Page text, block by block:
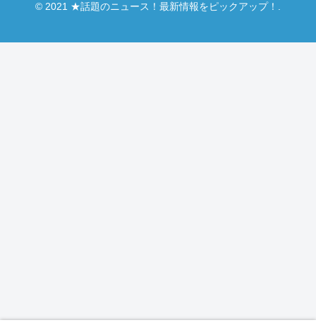
© 2021 ★話題のニュース！最新情報をピックアップ！.